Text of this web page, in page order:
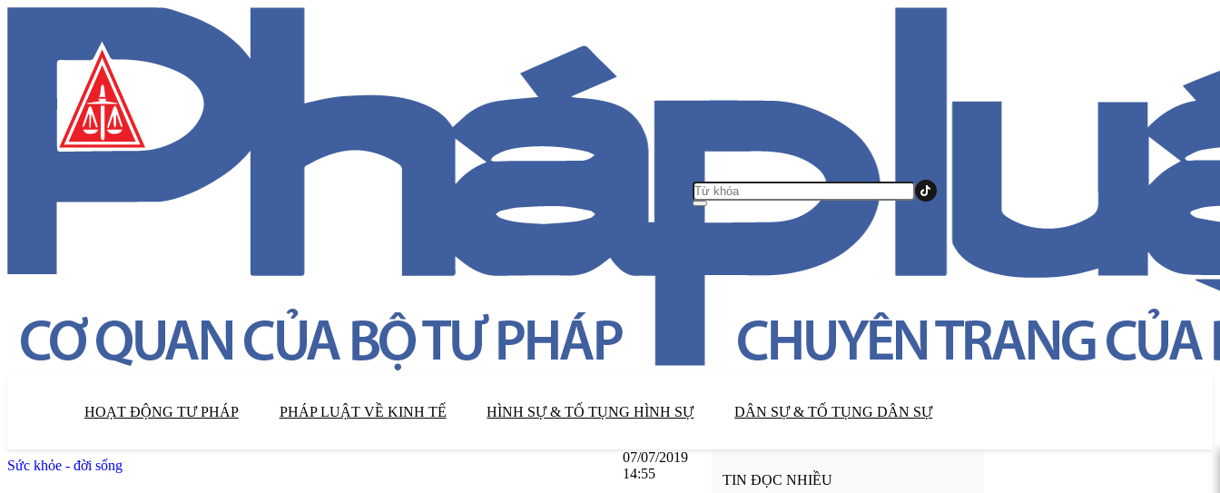
HOẠT ĐỘNG TƯ PHÁP PHÁP LUẬT VỀ KINH TẾ HÌNH SỰ & TỐ TỤNG HÌNH SỰ DÂN SỰ & TỐ TỤNG DÂN SỰ
Sức khỏe - đời sống
07/07/2019
14:55
TIN ĐỌC NHIỀU